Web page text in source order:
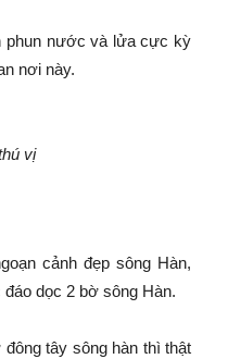
phun nước và lửa cực kỳ
nơi này.
vị
cảnh đẹp sông Hàn,
dọc 2 bờ sông Hàn.
tây sông hàn thì thật